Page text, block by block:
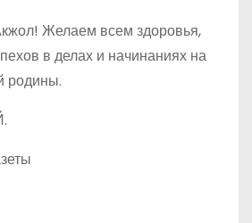
Желаем всем здоровья,
в делах и начинаниях на
родины.